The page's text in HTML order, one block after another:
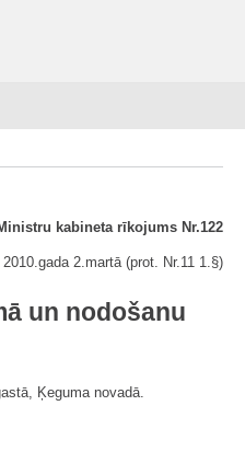
kabineta rīkojums Nr.122
2010.gada 2.martā (prot. Nr.11 1.§)
un nodošanu
Ķeguma novadā.